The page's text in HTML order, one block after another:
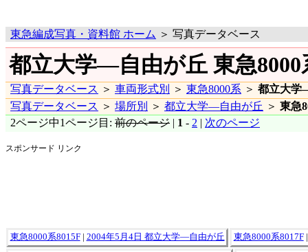
東急編成写真・資料館 ホーム ＞ 写真データベース
都立大学―自由が丘 東急8000
写真データベース ＞ 車両形式別 ＞ 東急8000系 ＞ 都立大学
写真データベース ＞ 場所別 ＞ 都立大学―自由が丘 ＞ 東急
2ページ中1ページ目: 前のページ | 1 - 2 | 次のページ
スポンサード リンク
東急8000系8015F| 2004年5月4日 都立大学―自由が丘 東急8000系8017F